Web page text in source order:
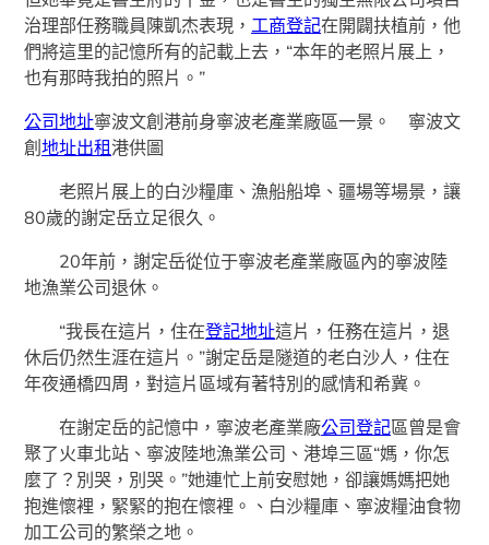
治理部任務職員陳凱杰表現， 工商登記在開闢扶植前，他
們將這里的記憶所有的記載上去，“本年的老照片展上，
也有那時我拍的照片。”
公司地址寧波文創港前身寧波老產業廠區一景。 寧波文
創地址出租港供圖
老照片展上的白沙糧庫、漁船船埠、疆場等場景，讓
80歲的謝定岳立足很久。
20年前，謝定岳從位于寧波老產業廠區內的寧波陸
地漁業公司退休。
“我長在這片，住在登記地址這片，任務在這片，退
休后仍然生涯在這片。”謝定岳是隧道的老白沙人，住在
年夜通橋四周，對這片區域有著特別的感情和希冀。
在謝定岳的記憶中，寧波老產業廠公司登記區曾是會
聚了火車北站、寧波陸地漁業公司、港埠三區“媽，你怎
麼了？別哭，別哭。”她連忙上前安慰她，卻讓媽媽把她
抱進懷裡，緊緊的抱在懷裡。、白沙糧庫、寧波糧油食物
加工公司的繁榮之地。